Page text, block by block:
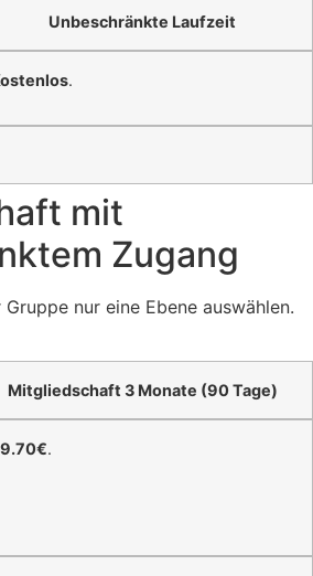
Unbeschränkte Laufzeit
.
mit
Zugang
nur eine Ebene auswählen.
Mitgliedschaft 3 Monate (90 Tage)
.